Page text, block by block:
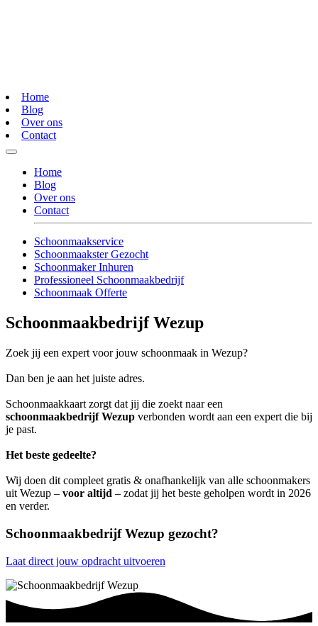
Home
Blog
Over ons
Contact
Home
Blog
Over ons
Contact
Schoonmaakservice
Schoonmaakster Gezocht
Schoonmaker Inhuren
Professioneel Schoonmaakbedrijf
Schoonmaak Offerte
Schoonmaakbedrijf Wezup
Zoek jij een expert voor jouw schoonmaak in Wezup?
Dan ben je aan het juiste adres.
Schoonmaakkaart zorgt dat jij die zoekt naar een
schoonmaakbedrijf Wezup verbonden wordt aan een expert die bij
je past.
Het beste gedeelte?
Wij doen dit compleet gratis & onafhankelijk van alle schoonmakers
uit Wezup – voor altijd – zodat jij het beste geholpen wordt in 2026
en verder.
Schoonmaakbedrijf Wezup gezocht?
Laat direct jouw opdracht uitvoeren